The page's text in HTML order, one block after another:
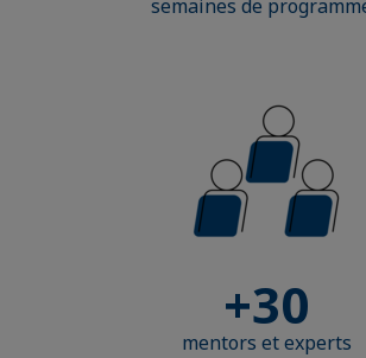
semaines de
+30
mentors et experts